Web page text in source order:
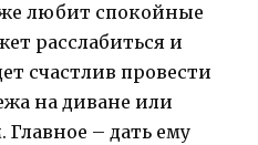
любит спокойные
расслабиться и
счастлив провести
на диване или
Главное – дать ему